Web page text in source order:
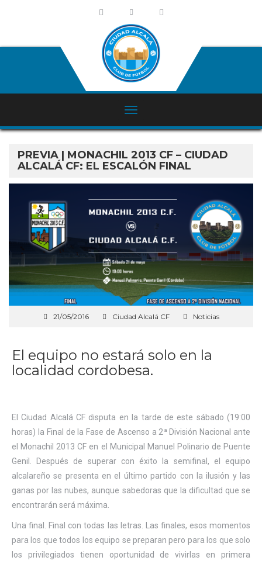
PREVIA | MONACHIL 2013 CF – CIUDAD
ALCALÁ CF: EL ESCALÓN FINAL
21/05/2016 Ciudad Alcalá CF Noticias
El equipo no estará solo en la
localidad cordobesa.
El Ciudad Alcalá CF disputa en la tarde de este sábado (19:00
horas) la Final de la Fase de Ascenso a 2ª División Nacional ante
el Monachil 2013 CF en el Municipal Manuel Polinario de Puente
Genil. Después de superar con éxito la semifinal, el equipo
alcalareño se presenta en el último partido con la ilusión y las
ganas por las nubes, aunque sabedoras que la dificultad que se
encontrarán será máxima.
Una final. Final con todas las letras. Las finales, esos momentos
para los que todos los equipo se preparan pero para los que solo
los privilegiados tienen oportunidad de vivirlas en primera